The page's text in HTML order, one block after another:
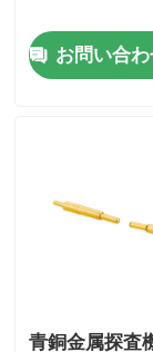
私達に連絡
場合
調査のPogo
お問い合
青銅金属探査